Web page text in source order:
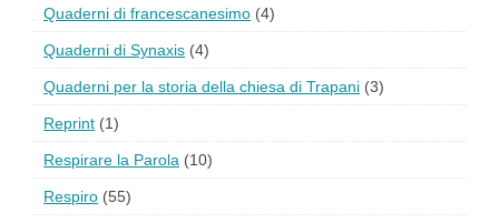
Quaderni di francescanesimo (4)
Quaderni di Synaxis (4)
Quaderni per la storia della chiesa di Trapani (3)
Reprint (1)
Respirare la Parola (10)
Respiro (55)